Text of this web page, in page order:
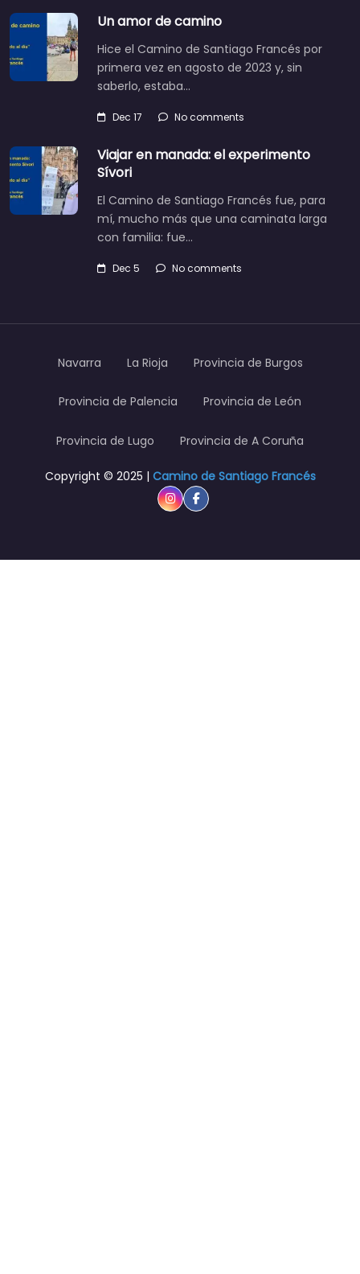
Un amor de camino
Hice el Camino de Santiago Francés por
primera vez en agosto de 2023 y, sin
saberlo, estaba…
Dec 17 No comments
Viajar en manada: el experimento
Sívori
El Camino de Santiago Francés fue, para
mí, mucho más que una caminata larga
con familia: fue…
Dec 5 No comments
Navarra La Rioja Provincia de Burgos
Provincia de Palencia Provincia de León
Provincia de Lugo Provincia de A Coruña
Copyright © 2025 | Camino de Santiago Francés